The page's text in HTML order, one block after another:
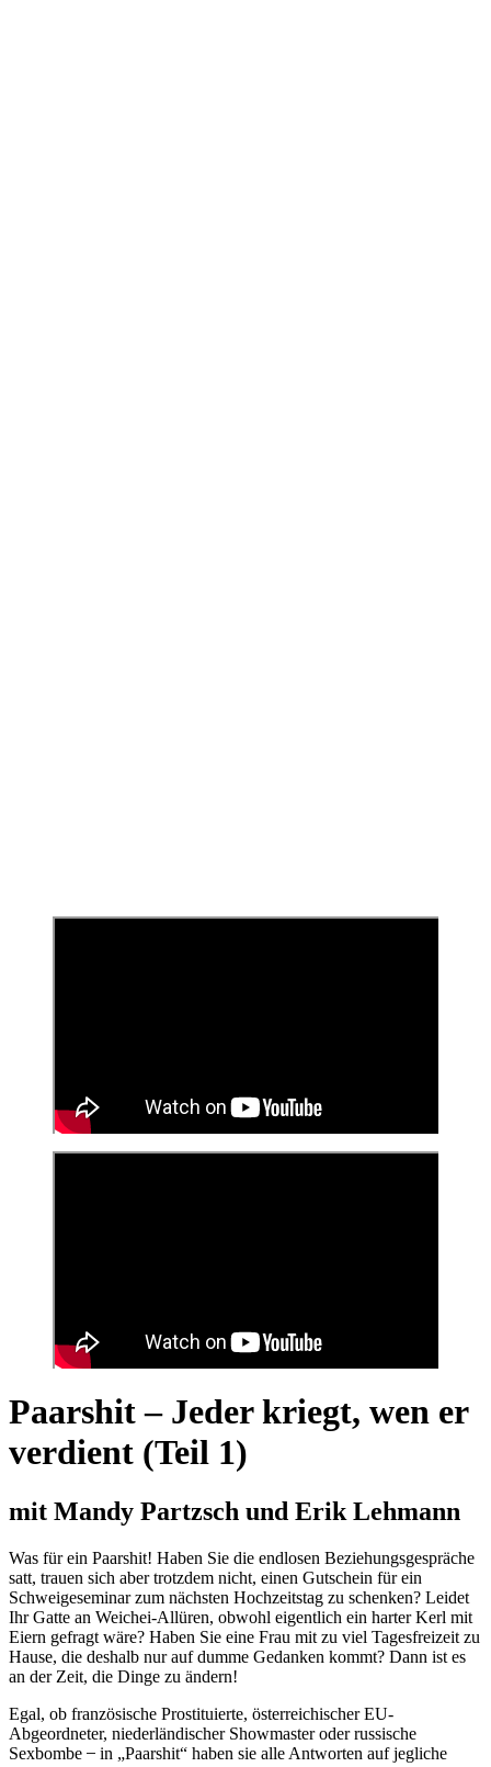
Paarshit – Jeder kriegt, wen er
verdient (Teil 1)
mit Mandy Partzsch und Erik Lehmann
Was für ein Paarshit! Haben Sie die endlosen Beziehungsgespräche
satt, trauen sich aber trotzdem nicht, einen Gutschein für ein
Schweigeseminar zum nächsten Hochzeitstag zu schenken? Leidet
Ihr Gatte an Weichei-Allüren, obwohl eigentlich ein harter Kerl mit
Eiern gefragt wäre? Haben Sie eine Frau mit zu viel Tagesfreizeit zu
Hause, die deshalb nur auf dumme Gedanken kommt? Dann ist es
an der Zeit, die Dinge zu ändern!
Egal, ob französische Prostituierte, österreichischer EU-
Abgeordneter, niederländischer Showmaster oder russische
Sexbombe ̶ in „Paarshit“ haben sie alle Antworten auf jegliche